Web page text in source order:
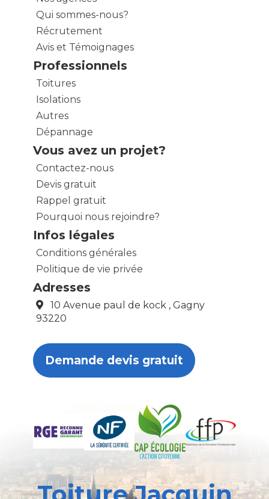
Qui sommes-nous?
Récrutement
Avis et Témoignages
Professionnels
Toitures
Isolations
Autres
Dépannage
Vous avez un projet?
Contactez-nous
Devis gratuit
Rappel gratuit
Pourquoi nous rejoindre?
Infos légales
Conditions générales
Politique de vie privée
Adresses
10 Avenue paul de kock , Gagny
93220
Demande devis gratuit